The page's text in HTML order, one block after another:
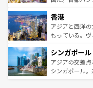
とつ。フォーや
ひ現地で味わ
が旅行者を迎
参照してほしい。
の活気が交差し
帯で自然と触
いビーチでリ
激する。気候は
が待っている
た文化、そし
香港
アジアと西洋
もっている。
み、どこを訪れ
ており、効率
うな絶景から
シンガポール
アジアの交差
シンガポール